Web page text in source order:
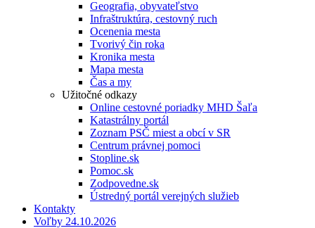
Geografia, obyvateľstvo
Infraštruktúra, cestovný ruch
Ocenenia mesta
Tvorivý čin roka
Kronika mesta
Mapa mesta
Čas a my
Užitočné odkazy
Online cestovné poriadky MHD Šaľa
Katastrálny portál
Zoznam PSČ miest a obcí v SR
Centrum právnej pomoci
Stopline.sk
Pomoc.sk
Zodpovedne.sk
Ústredný portál verejných služieb
Kontakty
Voľby 24.10.2026